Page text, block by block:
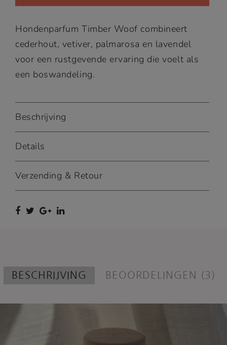
Hondenparfum Timber Woof combineert
cederhout, vetiver, palmarosa en lavendel
voor een rustgevende ervaring die voelt als
een boswandeling.
Beschrijving
Details
Verzending & Retour
BESCHRIJVING BEOORDELINGEN (3)